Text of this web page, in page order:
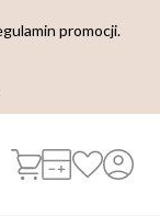
promocji.